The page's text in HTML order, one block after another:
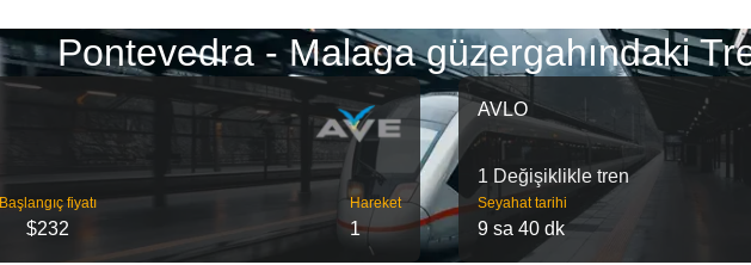
Pontevedra - Malaga güzergahındaki
Başlangıç ​​fiyatı
$232
Hareket
1
AVLO
1 Değişiklikle tren
Seyahat tarihi
9 sa 40 dk